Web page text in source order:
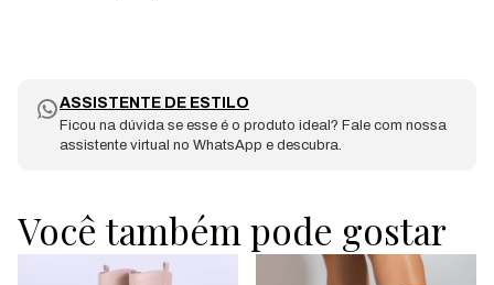
ASSISTENTE DE ESTILO
Ficou na dúvida se esse é o produto ideal? Fale com nossa
assistente virtual no WhatsApp e descubra.
Você também pode gostar